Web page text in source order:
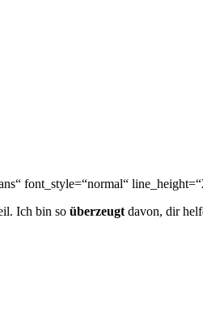
font_style=“normal“
Ich bin so überzeugtdavon, dir